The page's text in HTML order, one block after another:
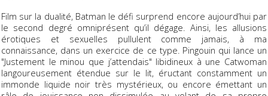
Film sur la dualité, Batman le défi surprend encore aujourd’hui par
le second degré omniprésent qu’il dégage. Ainsi, les allusions
érotiques et sexuelles pullulent comme jamais, à ma
connaissance, dans un exercice de ce type. Pingouin qui lance un
"Justement le minou que j’attendais" libidineux à une Catwoman
langoureusement étendue sur le lit, éructant constamment un
immonde liquide noir très mystérieux, ou encore émettant un